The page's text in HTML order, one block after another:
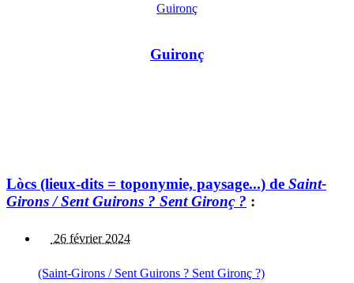
Guironç
Guironç
Lòcs (lieux-dits = toponymie, paysage...) de Saint-
Girons / Sent Guirons ? Sent Gironç ? :
26 février 2024
(Saint-Girons / Sent Guirons ? Sent Gironç ?)